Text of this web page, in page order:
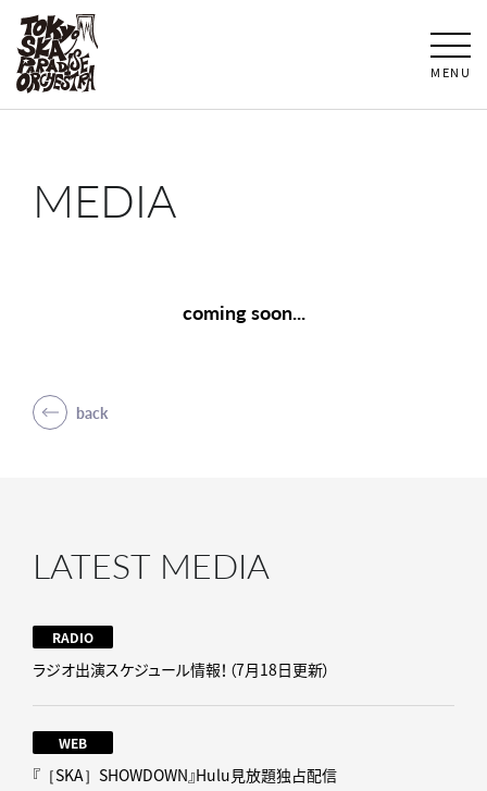
MENU
MEDIA
coming soon...
back
LATEST MEDIA
RADIO
ラジオ出演スケジュール情報！（7月18日更新）
WEB
『［SKA］SHOWDOWN』Hulu見放題独占配信